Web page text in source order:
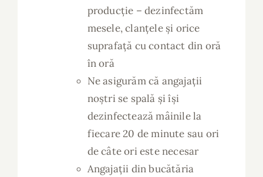
producție – dezinfectăm
mesele, clanțele și orice
suprafață cu contact din oră
în oră
Ne asigurăm că angajații
noștri se spală și își
dezinfectează mâinile la
fiecare 20 de minute sau ori
de câte ori este necesar
Angajații din bucătăria